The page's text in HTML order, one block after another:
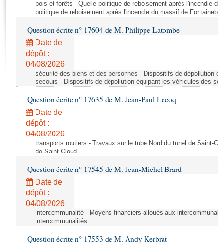
Rapports législatifs
Rapports sur l'application des lois
Baromètre de l’application des lois
Dossiers législatifs
Budget et sécurité sociale
Questions écrites et orales
Comptes rendus des débats
Anciennes législatures
bois et forêts - Quelle politique de reboisement après l'incendie
politique de reboisement après l'incendie du massif de
Question écrite n° 17604 de M. Philippe Latombe
Date de
dépôt :
04/08/2026
sécurité des biens et des personnes - Dispositifs de
secours - Dispositifs de dépollution équipant les véhicules des
Question écrite n° 17635 de M. Jean-Paul Lecoq
Date de
dépôt :
04/08/2026
transports routiers - Travaux sur le tube Nord du tunel de Saint-
de Saint-Cloud
Question écrite n° 17545 de M. Jean-Michel Brard
Date de
dépôt :
04/08/2026
intercommunalité - Moyens financiers alloués aux
intercommunalités
Question écrite n° 17553 de M. Andy Kerbrat